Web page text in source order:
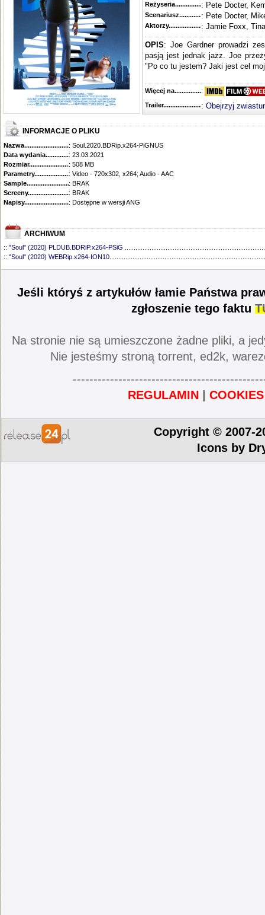
Reżyseria........................................
: Pete Docter,
Scenariusz........................................
: Pete Docter,
Aktorzy...........................................
: Jamie Foxx,
OPIS: Joe Gardner prowadzi
pasją jest jednak jazz. Joe
"Po co tu jestem? Jaki jest cel
Więcej na........................................
:
Trailer...........................................
: Obejrzyj
INFORMACJE O PLIKU
Nazwa.............................................: Soul.2020.BDRip.x264-PiGNUS
Data wydania......................................
: 23.03.2021
Rozmiar...........................................
: 508 MB
Parametry.........................................: Video - 720x302, x264; Audio - AAC
Sample............................................
: BRAK
Screeny...........................................
: BRAK
Napisy............................................: Dostępne w wersji ANG
ARCHIWUM
:: "Soul" (2020) PLDUB.BDRiP.x264-PSiG
:: "Soul" (2020) WEBRip.x264-ION10
Jeśli któryś z artykułów łamie Państwa
zgłoszenie tego faktu
Na stronie nie są umieszczone żadne pliki, a
Nie jesteśmy stroną torrent, ed2k,
REGULAMIN
COOKIES
Copyright © 2007-
Icons by